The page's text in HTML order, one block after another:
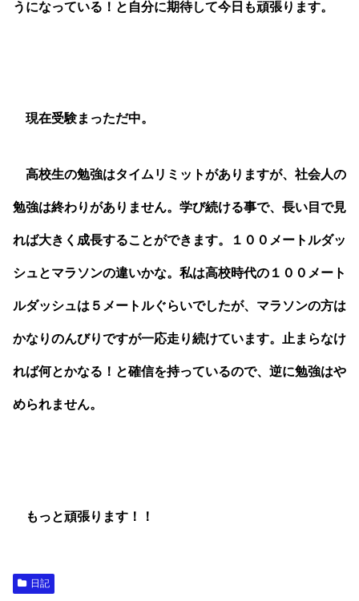
うになっている！と自分に期待して今日も頑張ります。
現在受験まっただ中。
高校生の勉強はタイムリミットがありますが、社会人の
勉強は終わりがありません。学び続ける事で、長い目で見
れば大きく成長することができます。１００メートルダッ
シュとマラソンの違いかな。私は高校時代の１００メート
ルダッシュは５メートルぐらいでしたが、マラソンの方は
かなりのんびりですが一応走り続けています。止まらなけ
れば何とかなる！と確信を持っているので、逆に勉強はや
められません。
もっと頑張ります！！
日記